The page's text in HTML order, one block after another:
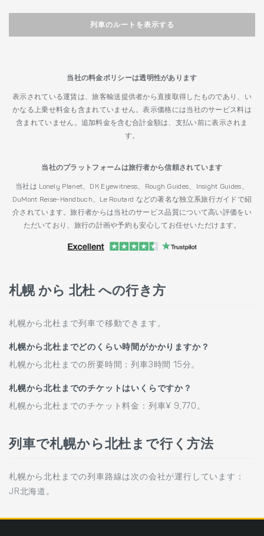
列車のルートを表示する
当社の料金ポリシーは透明性があります
表示されている運賃は、旅客輸送提供者から直接取得したものであり、い
かなる上乗せ料金も含まれていません。表示価格には当社のサービス料は
含まれていません。追加料金を含む合計金額は、支払い前に表示されま
す。
当社のプラットフォームは旅行者から信頼されています
当社は Lonely Planet、DK Eyewitness、Rough Guides、Insight Guides、
DuMont Reise-Handbuch、Le Routard などの著名な独立系旅行ガイドで紹
介されています。旅行者からは当社のサービス品質について高い評価をい
ただいており、旅行の計画や予約も安心してお任せいただけます。
札幌 から 北杜 への行き方
札幌から北杜まで列車で移動できます。
札幌から北杜までどのくらい時間がかかりますか？
札幌から北杜までの所要時間：列車3時間 15分。
札幌から北杜までのチケットはいくらですか？
札幌から北杜までのチケット料金：列車¥ 9,770。
列車で札幌から北杜まで行く方法
札幌から北杜までの列車路線は次の会社が運行しています：
JR北海道。